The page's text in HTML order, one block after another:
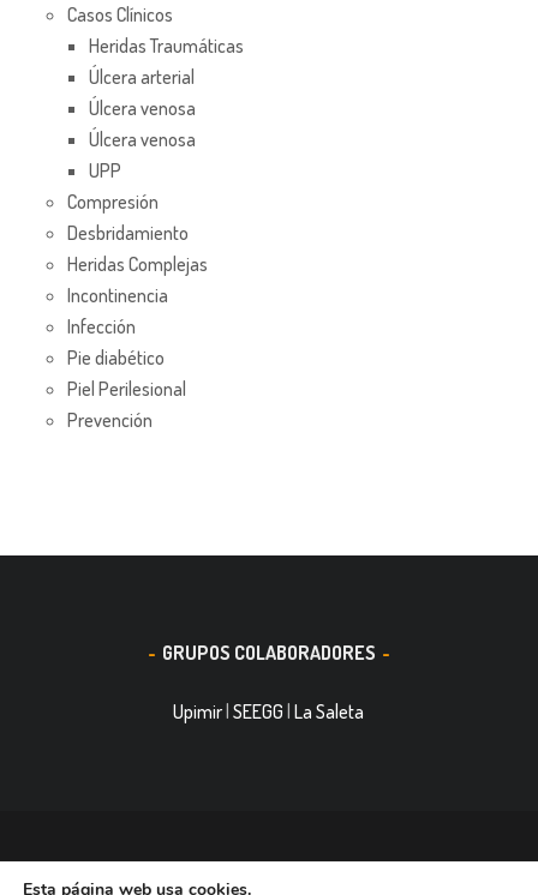
Casos Clínicos
Heridas Traumáticas
Úlcera arterial
Úlcera venosa
Úlcera venosa
UPP
Compresión
Desbridamiento
Heridas Complejas
Incontinencia
Infección
Pie diabético
Piel Perilesional
Prevención
GRUPOS COLABORADORES
Upimir|SEEGG |La Saleta
© 2016, Smith&Nephew, S.A. es un negocio mundial de
Esta página web usa cookies.